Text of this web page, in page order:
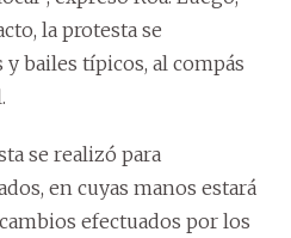
la protesta se
bailes típicos, al compás
se realizó para
en cuyas manos estará
efectuados por los